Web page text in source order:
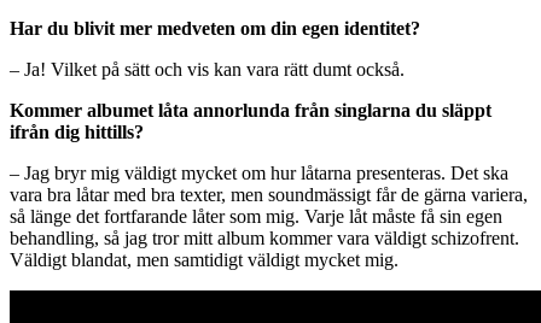
Har du blivit mer medveten om din egen identitet?
– Ja! Vilket på sätt och vis kan vara rätt dumt också.
Kommer albumet låta annorlunda från singlarna du släppt
ifrån dig hittills?
– Jag bryr mig väldigt mycket om hur låtarna presenteras. Det ska
vara bra låtar med bra texter, men soundmässigt får de gärna variera,
så länge det fortfarande låter som mig. Varje låt måste få sin egen
behandling, så jag tror mitt album kommer vara väldigt schizofrent.
Väldigt blandat, men samtidigt väldigt mycket mig.